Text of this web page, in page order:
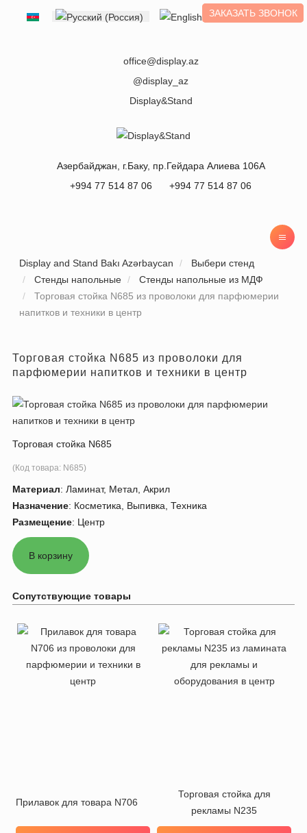
Выберите язык ЗАКАЗАТЬ ЗВОНОК
office@display.az
@display_az
Display&Stand
Азербайджан , г.Баку, пр.Гейдара Алиева 106А
+994 77 514 87 06
+994 77 514 87 06
Display and Stand Bakı Azərbaycan
Выбери стенд
Стенды напольные
Стенды напольные из МДФ
Торговая стойка N685 из проволоки для парфюмерии
напитков и техники в центр
Торговая стойка N685 из проволоки для
парфюмерии напитков и техники в центр
Торговая стойка N685
(Код товара: N685)
Материал: Ламинат, Метал, Акрил
Назначение: Косметика, Выпивка, Техника
Размещение: Центр
Сопутствующие товары
Прилавок для товара N706
Торговая стойка для
рекламы N235